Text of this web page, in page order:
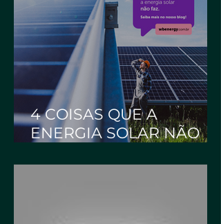
4 COISAS QUE A
ENERGIA SOLAR NÃO